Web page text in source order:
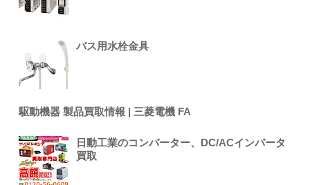
バス用水栓金具
駆動機器 製品買取情報 | 三菱電機 FA
日動工業のコンバーター、DC/ACインバータ
買取